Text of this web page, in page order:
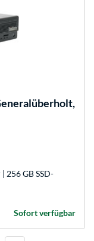
256 GB SSD-
Sofort verfügbar